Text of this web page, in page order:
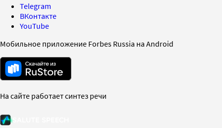
Telegram
ВКонтакте
YouTube
Мобильное приложение Forbes Russia на Android
На сайте работает синтез речи